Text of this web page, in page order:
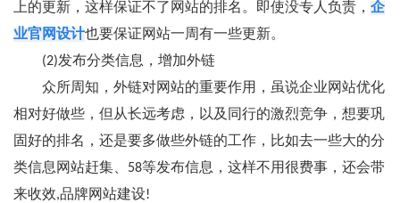
上的更新，这样保证不了网站的排名。即使没专人负责， 企
业官网设计也要保证网站一周有一些更新。
(2)发布分类信息，增加外链
众所周知，外链对网站的重要作用，虽说企业网站优化
相对好做些，但从长远考虑，以及同行的激烈竞争，想要巩
固好的排名，还是要多做些外链的工作，比如去一些大的分
类信息网站赶集、58等发布信息，这样不用很费事，还会带
来收效,品牌网站建设!